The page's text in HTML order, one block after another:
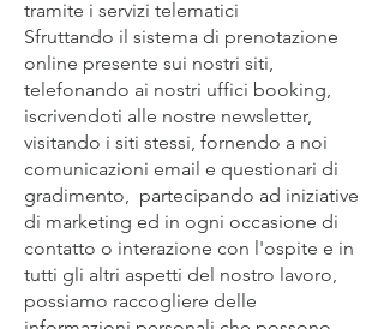
tramite i servizi telematici
Sfruttando il sistema di prenotazione
online presente sui nostri siti,
telefonando ai nostri uffici booking,
iscrivendoti alle nostre newsletter,
visitando i siti stessi, fornendo a noi
comunicazioni email e questionari di
gradimento, partecipando ad iniziative
di marketing ed in ogni occasione di
contatto o interazione con l'ospite e in
tutti gli altri aspetti del nostro lavoro,
possiamo raccogliere delle